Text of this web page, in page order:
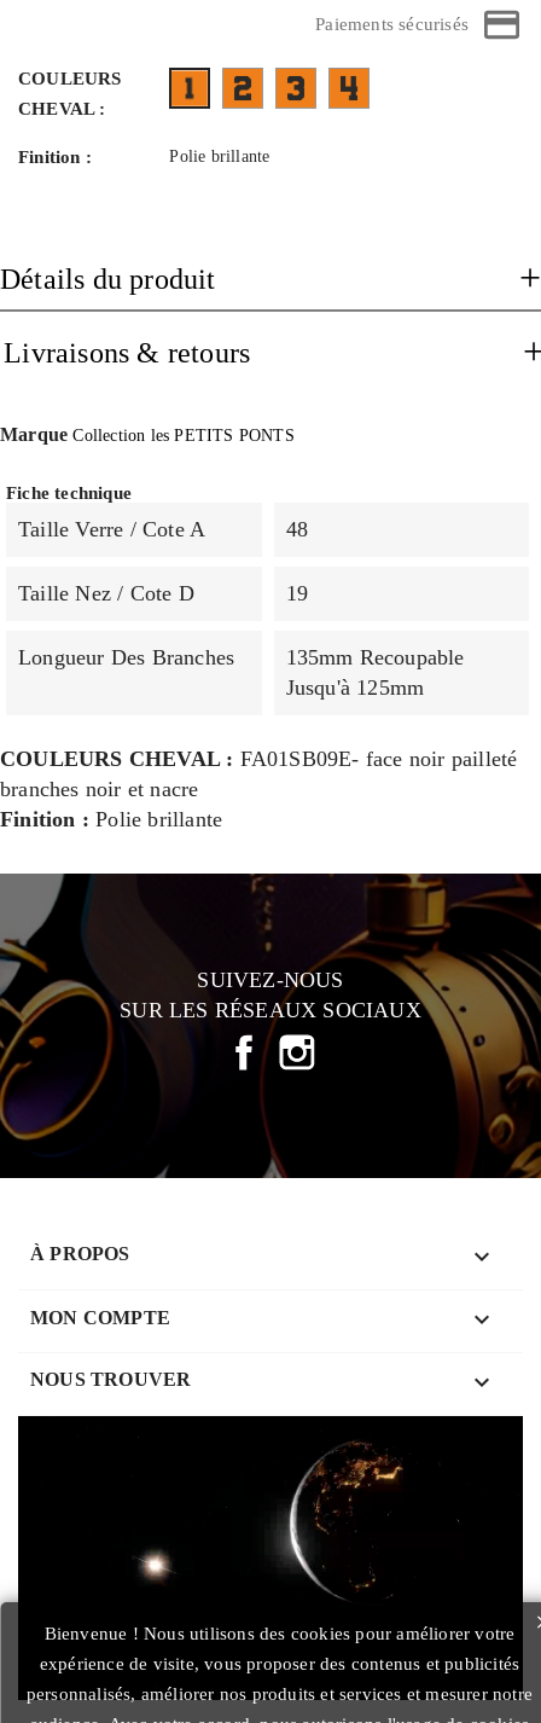
Paiements sécurisés
COULEURS
CHEVAL :
FA01SB09E- face noir pailleté branches noir
FTARC03BT05- face dégradé rose
FTARC06BL06B- face
Finition : Polie brillante
Détails du produit
Livraisons & retours
Marque Collection les PETITS PONTS
Fiche technique
Taille Verre / Cote A 48
Taille Nez / Cote D 19
Longueur Des Branches
135mm Recoupable
Jusqu'à 125mm
COULEURS CHEVAL : FA01SB09E- face noir pailleté
branches noir et nacre
Finition : Polie brillante
SUIVEZ-NOUS
SUR LES RÉSEAUX SOCIAUX
FACEBOOKINSTAGRAM
À PROPOS 
MON COMPTE 
NOUS TROUVER keyboard_arrow_down
Bienvenue ! Nous utilisons des cookies pour améliorer votre
expérience de visite, vous proposer des contenus et publicités
personnalisés, améliorer nos produits et services et mesurer notre